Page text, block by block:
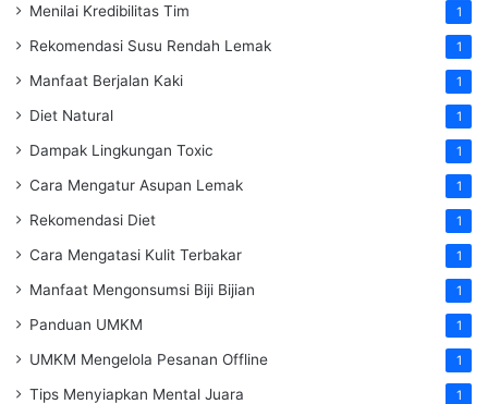
Menilai Kredibilitas Tim 1
Rekomendasi Susu Rendah Lemak 1
Manfaat Berjalan Kaki 1
Diet Natural 1
Dampak Lingkungan Toxic 1
Cara Mengatur Asupan Lemak 1
Rekomendasi Diet 1
Cara Mengatasi Kulit Terbakar 1
Manfaat Mengonsumsi Biji Bijian 1
Panduan UMKM 1
UMKM Mengelola Pesanan Offline 1
Tips Menyiapkan Mental Juara 1